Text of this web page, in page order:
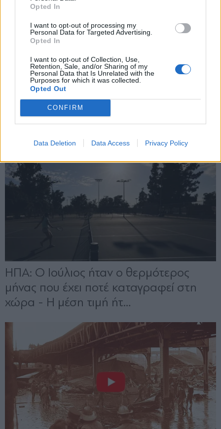
Opted In
I want to opt-out of processing my
Personal Data for Targeted Advertising.
Opted In
I want to opt-out of Collection, Use,
Retention, Sale, and/or Sharing of my
Personal Data that Is Unrelated with the
Purposes for which it was collected.
Opted Out
CONFIRM
Data Deletion Data Access Privacy Policy
X